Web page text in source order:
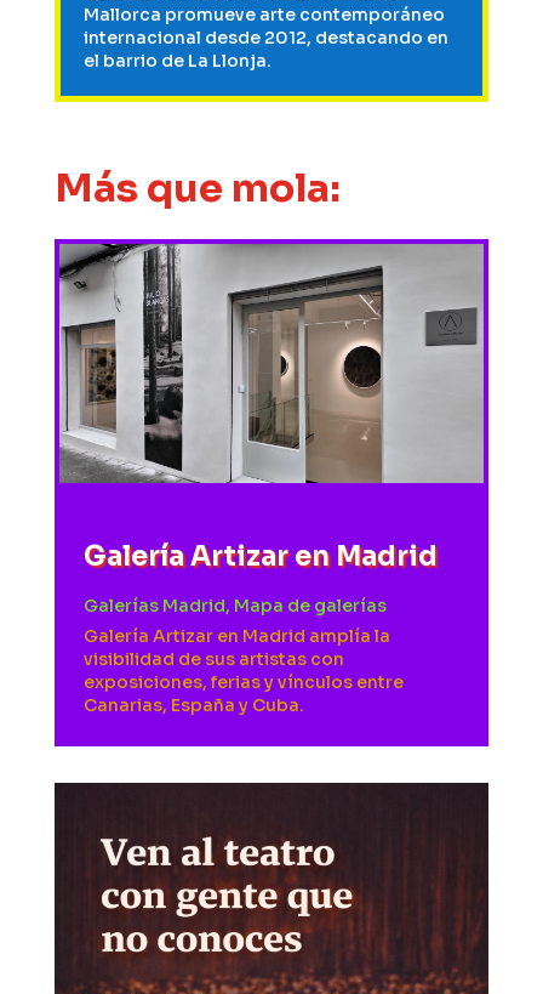
Mallorca promueve arte contemporáneo
internacional desde 2012, destacando en
el barrio de La Llonja.
Más que mola:
Galería Artizar en Madrid
Galerías Madrid, Mapa de galerías
Galería Artizar en Madrid amplía la
visibilidad de sus artistas con
exposiciones, ferias y vínculos entre
Canarias, España y Cuba.